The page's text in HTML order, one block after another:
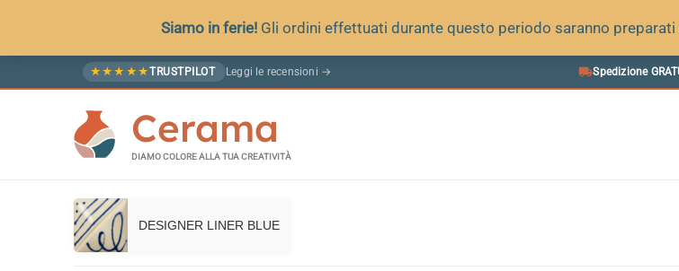
Siamo in ferie! Gli ordini effettuati durante questo periodo saranno preparati
al
★ ★ ★ ★ ★TRUSTPILOT Leggi le recensioni → Spedizione
Cerama
DIAMO COLORE ALLA TUA CREATIVITÀ
DESIGNER LINER BLUE